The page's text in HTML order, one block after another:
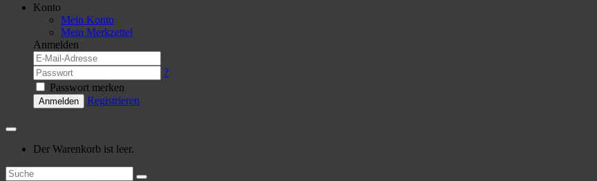
Konto
Mein Konto
Mein Merkzettel
Anmelden
?
Passwort merken
Anmelden Registrieren
Der Warenkorb ist leer.